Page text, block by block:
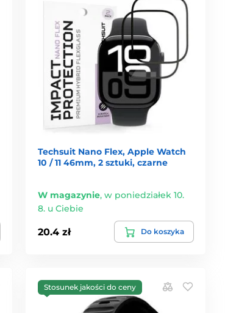
Techsuit Nano Flex, Apple Watch
10 / 11 46mm, 2 sztuki, czarne
W magazynie,w poniedziałek 10.
8. u Ciebie
20.4 zł Do koszyka
Stosunek jakości do ceny